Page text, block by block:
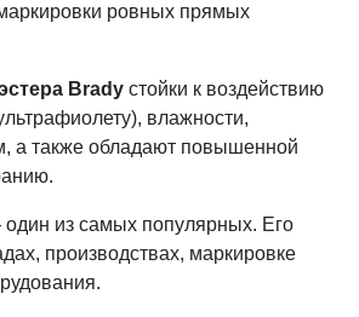
ровных прямых
Brady стойки к воздействию
влажности,
а также обладают повышенной
из самых популярных. Его
производствах, маркировке